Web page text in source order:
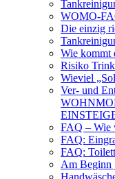
WOMO-
Die einzig
Wie kommt
Risiko
Wieviel
Ver- und
FAQ – Wie
FAQ:
FAQ:
Am Beginn